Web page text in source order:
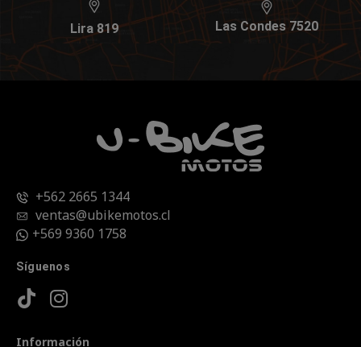
Lira 819 Las Condes 7520
+562 2665 1344
ventas@ubikemotos.cl
+569 9360 1758
Síguenos
Información